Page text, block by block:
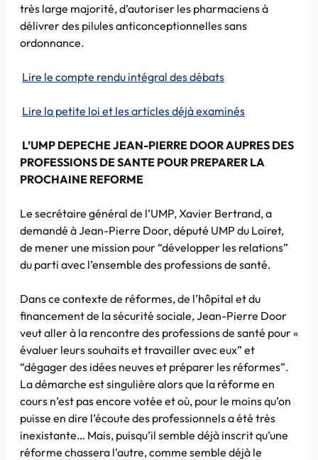
très large majorité, d’autoriser les pharmaciens à
délivrer des pilules anticonceptionnelles sans
ordonnance.
Lire le compte rendu intégral des débats
Lire la petite loi et les articles déjà examinés
L’UMP DEPECHE JEAN-PIERRE DOOR AUPRES DES
PROFESSIONS DE SANTE POUR PREPARER LA
PROCHAINE REFORME
Le secrétaire général de l’UMP, Xavier Bertrand, a
demandé à Jean-Pierre Door, député UMP du Loiret,
de mener une mission pour “développer les relations”
du parti avec l’ensemble des professions de santé.
Dans ce contexte de réformes, de l’hôpital et du
financement de la sécurité sociale, Jean-Pierre Door
veut aller à la rencontre des professions de santé pour «
évaluer leurs souhaits et travailler avec eux” et
“dégager des idées neuves et préparer les réformes”.
La démarche est singulière alors que la réforme en
cours n’est pas encore votée et où, pour le moins qu’on
puisse en dire l’écoute des professionnels a été très
inexistante… Mais, puisqu’il semble déjà inscrit qu’une
réforme chassera l’autre, comme semble déjà le